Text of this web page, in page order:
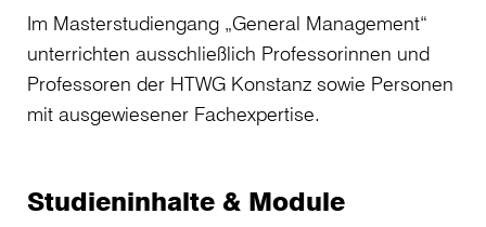
Im Masterstudiengang „General Management“
unterrichten ausschließlich Professorinnen und
Professoren der HTWG Konstanz sowie Personen
mit ausgewiesener Fachexpertise.
Studieninhalte & Module